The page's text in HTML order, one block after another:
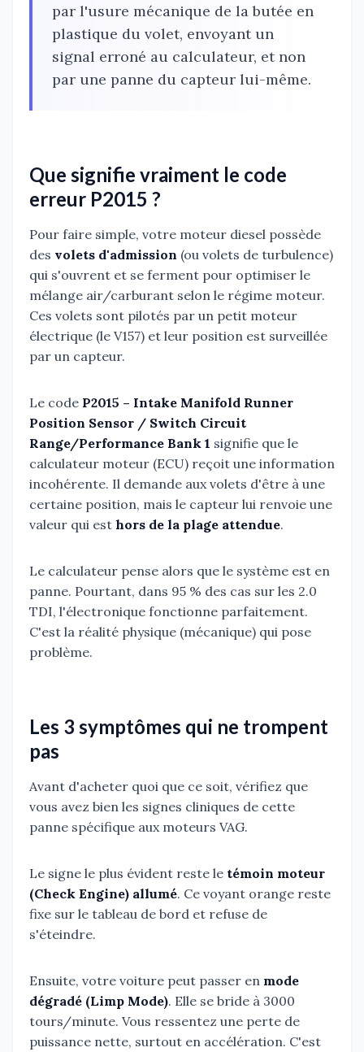
par l'usure mécanique de la butée en
plastique du volet, envoyant un
signal erroné au calculateur, et non
par une panne du capteur lui-même.
Que signifie vraiment le code
erreur P2015 ?
Pour faire simple, votre moteur diesel possède
des volets d'admission (ou volets de turbulence)
qui s'ouvrent et se ferment pour optimiser le
mélange air/carburant selon le régime moteur.
Ces volets sont pilotés par un petit moteur
électrique (le V157) et leur position est surveillée
par un capteur.
Le code P2015 – Intake Manifold Runner
Position Sensor / Switch Circuit
Range/Performance Bank 1 signifie que le
calculateur moteur (ECU) reçoit une information
incohérente. Il demande aux volets d'être à une
certaine position, mais le capteur lui renvoie une
valeur qui est hors de la plage attendue.
Le calculateur pense alors que le système est en
panne. Pourtant, dans 95 % des cas sur les 2.0
TDI, l'électronique fonctionne parfaitement.
C'est la réalité physique (mécanique) qui pose
problème.
Les 3 symptômes qui ne trompent
pas
Avant d'acheter quoi que ce soit, vérifiez que
vous avez bien les signes cliniques de cette
panne spécifique aux moteurs VAG.
Le signe le plus évident reste le témoin moteur
(Check Engine) allumé. Ce voyant orange reste
fixe sur le tableau de bord et refuse de
s'éteindre.
Ensuite, votre voiture peut passer en mode
dégradé (Limp Mode). Elle se bride à 3000
tours/minute. Vous ressentez une perte de
puissance nette, surtout en accélération. C'est